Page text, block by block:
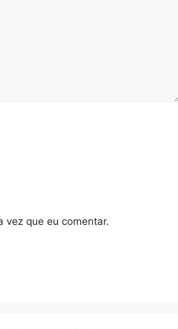
vez que eu comentar.